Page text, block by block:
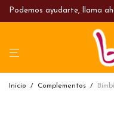
Podemos ayudarte, llama
Inicio / Complementos /